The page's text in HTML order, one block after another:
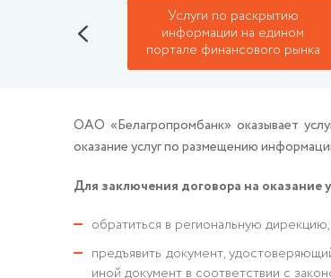
Услуги по раскрытию
информации на едином
портале финансового рынка
ОАО «Белагропромбанк» оказывает
оказание услуг по размещению
Для заключения договора на
обратиться в региональную
предъявить документ,
иной документ в соответствии с